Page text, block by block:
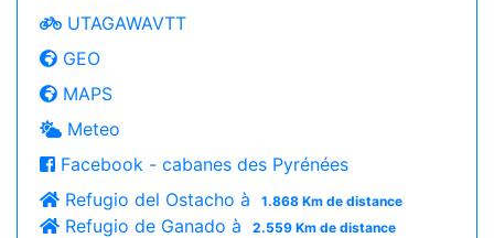
UTAGAWAVTT
GEO
MAPS
Meteo
Facebook - cabanes des Pyrénées
Refugio del Ostacho à
1.868 Km de distance
Refugio de Ganado à 2.559 Km de distance